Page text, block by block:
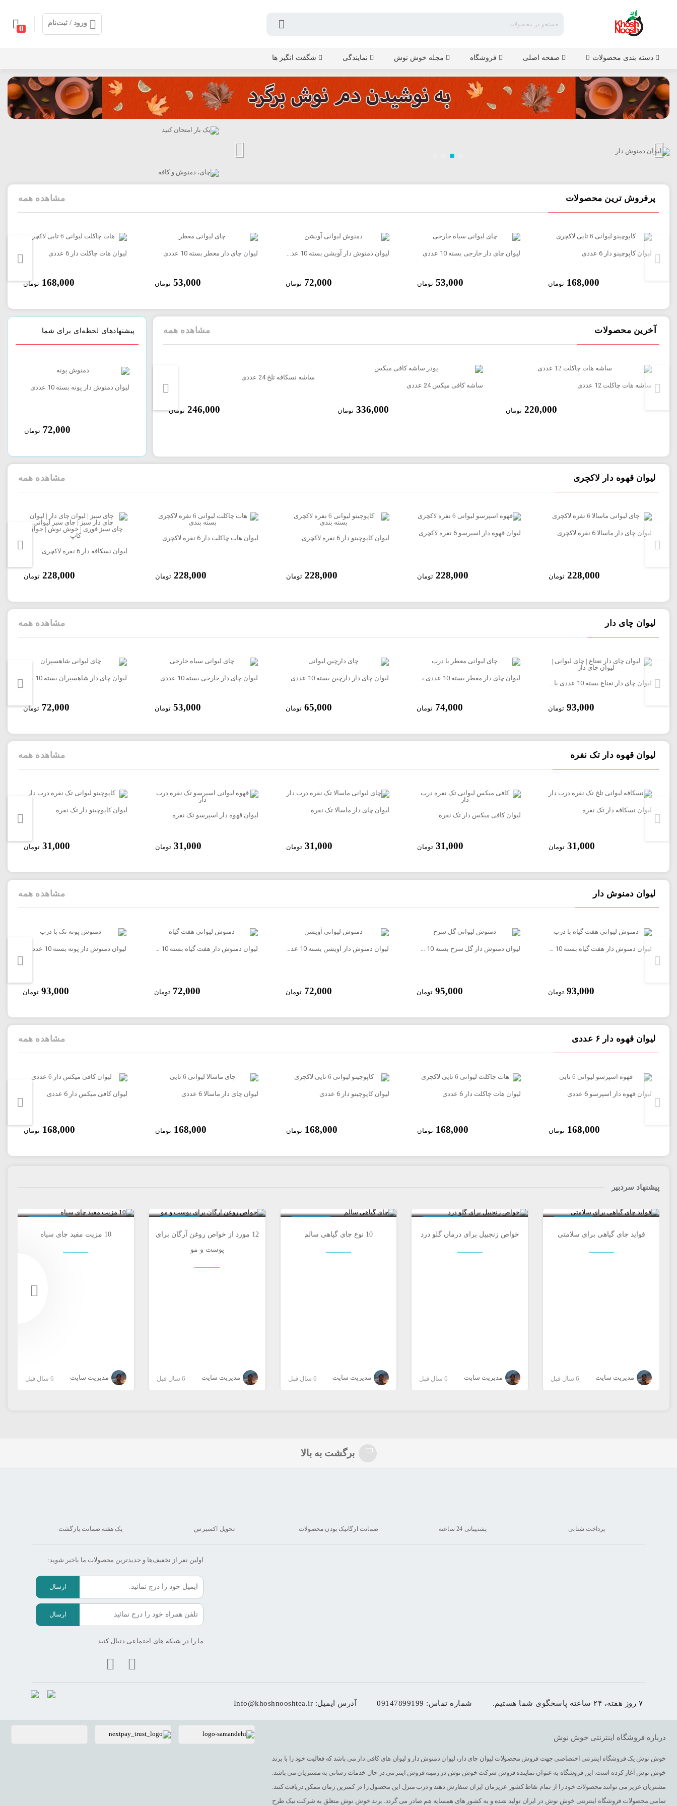
نوش
ورود / ثبت‌نام
0
دسته بندی محصولات صفحه اصلی فروشگاه مجله خوش نوش نمایندگی شگفت انگیز ها
پرفروش ترین محصولات مشاهده همه
لیوان کاپوچینو دار 6 عددی
168,000 تومان
لیوان چای دار خارجی بسته 10 عددی
53,000 تومان 72,000 تومان
لیوان چای دار معطر بسته 10 عددی
53,000 تومان
لیوان هات چاکلت دار 6 عددی
168,000 تومان
آخرین محصولات مشاهده همه
ساشه هات چاکلت 12 عددی
220,000 تومان
ساشه کافی میکس 24 عددی
336,000 تومان
ساشه نسکافه تلخ 24 عددی
246,000 تومان
ساشه اسپرسو 24 عددی خوش نوش
پیشنهادهای لحظه‌ای برای شما
لیوان چای دار به لیمو بسته 10 عددی
لیوان دمنوش دار پونه بسته 10 عددی
72,000 تومان
لیوان قهوه دار لاکچری مشاهده همه
لیوان چای دار ماسالا 6 نفره لاکچری
228,000 تومان
لیوان قهوه دار اسپرسو 6 نفره لاکچری
228,000 تومان
لیوان کاپوچینو دار 6 نفره لاکچری
228,000 تومان
لیوان هات چاکلت دار 6 نفره لاکچری
228,000 تومان
لیوان نسکافه دار 6 نفره لاکچری
228,000 تومان
لیوان چای دار مشاهده همه
93,000 تومان
لیوان چای دار معطر بسته 10 عددی با درب
74,000 تومان
لیوان چای دار دارچین بسته 10 عددی
65,000 تومان
لیوان چای دار خارجی بسته 10 عددی
53,000 تومان 72,000 تومان
لیوان قهوه دار تک نفره مشاهده همه
لیوان نسکافه دار تک نفره
31,000 تومان
لیوان کافی میکس دار تک نفره
31,000 تومان
لیوان چای دار ماسالا تک نفره
31,000 تومان
لیوان قهوه دار اسپرسو تک نفره
31,000 تومان
لیوان کاپوچینو دار تک نفره
31,000 تومان
لیوان دمنوش دار مشاهده همه
93,000 تومان 95,000 تومان 72,000 تومان 72,000 تومان 93,000 تومان
لیوان قهوه دار ۶ عددی مشاهده همه
لیوان قهوه دار اسپرسو 6 عددی
168,000 تومان
لیوان هات چاکلت دار 6 عددی
168,000 تومان
لیوان کاپوچینو دار 6 عددی
168,000 تومان
لیوان چای دار ماسالا 6 عددی
168,000 تومان
لیوان کافی میکس دار 6 عددی
168,000 تومان
پیشنهاد سردبیر
فواید چای گیاهی برای سلامتی
مدیریت سایت 6 سال قبل
خواص زنجبیل برای درمان گلو درد
مدیریت سایت 6 سال قبل
10 نوع چای گیاهی سالم
مدیریت سایت 6 سال قبل
12 مورد از خواص روغن آرگان برای
پوست و مو
مدیریت سایت 6 سال قبل
10 مزیت مفید چای سیاه
مدیریت سایت 6 سال قبل
برگشت به بالا
پرداخت شتابی پشتیبانی 24 ساعته ضمانت ارگانیک بودن محصولات تحویل اکسپرس یک هفته ضمانت بازگشت
اولین نفر از تخفیف‌ها و جدیدترین‌ محصولات ما‌ باخبر شوید:
ارسال
ارسال
ما را در شبکه های اجتماعی دنبال کنید.
۷ روز هفته، ۲۴ ساعته پاسخگوی شما هستیم. شماره تماس: 09147899199 آدرس ایمیل: Info@khoshnooshtea.ir
درباره فروشگاه اینترنتی خوش نوش
خوش نوش یک فروشگاه اینترنتی اختصاصی جهت فروش محصولات لیوان چای دار، لیوان دمنوش دار و لیوان های کافی دار می باشد که فعالیت خود را با برند
خوش نوش آغاز کرده است. این فروشگاه به عنوان نماینده فروش شرکت خوش نوش در زمینه فروش اینترنتی در حال خدمات رسانی به مشتریان می باشد.
مشتریان عزیز می توانند محصولات خود را از تمام نقاط کشور عزیزمان ایران سفارش دهند و درب منزل این محصول را در کمترین زمان ممکن دریافت کنند.
تمامی محصولات فروشگاه اینترنتی خوش نوش در ایران تولید شده و به کشور های همسایه هم صادر می گردد. برند خوش نوش متعلق به شرکت نیک طرح